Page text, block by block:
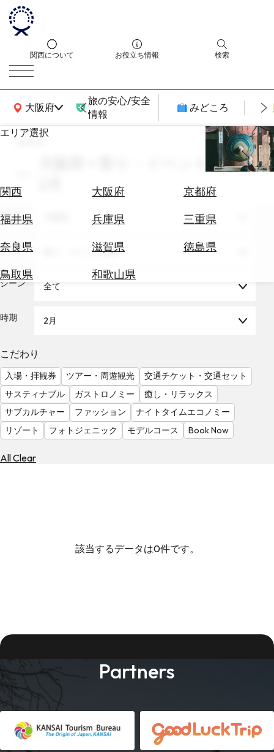
関西について お役立ち情報 検索
大阪府
関西広域MAP
旅の安心/安全
情報
みどころ
エリア選択
関西 大阪府
京都府
福井県
兵庫県
三重県
奈良県
滋賀県
徳島県
鳥取県
和歌山県
エ
券
テ
を
る
気
を
見
る
search
大阪府 × 祭り・イベント体験 ×
エリア
テーマ 祭り・イベント体験
シーン 全て
時期 2月
こだわり
入場・拝観券 ツアー・周遊観光
交通チケット・交通セット
サスティナブル
ガストロノミー
癒し・リラックス
サブカルチャー
ファッション
ナイトタイムエコノミー
リゾート
フォトジェニック モデルコース Book Now
All Clear
該当するデータは0件です。
Partners